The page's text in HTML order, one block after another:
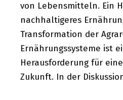
von Lebensmitteln. Ein
nachhaltigeres
Transformation der
Ernährungssysteme ist
Herausforderung für
Zukunft. In der